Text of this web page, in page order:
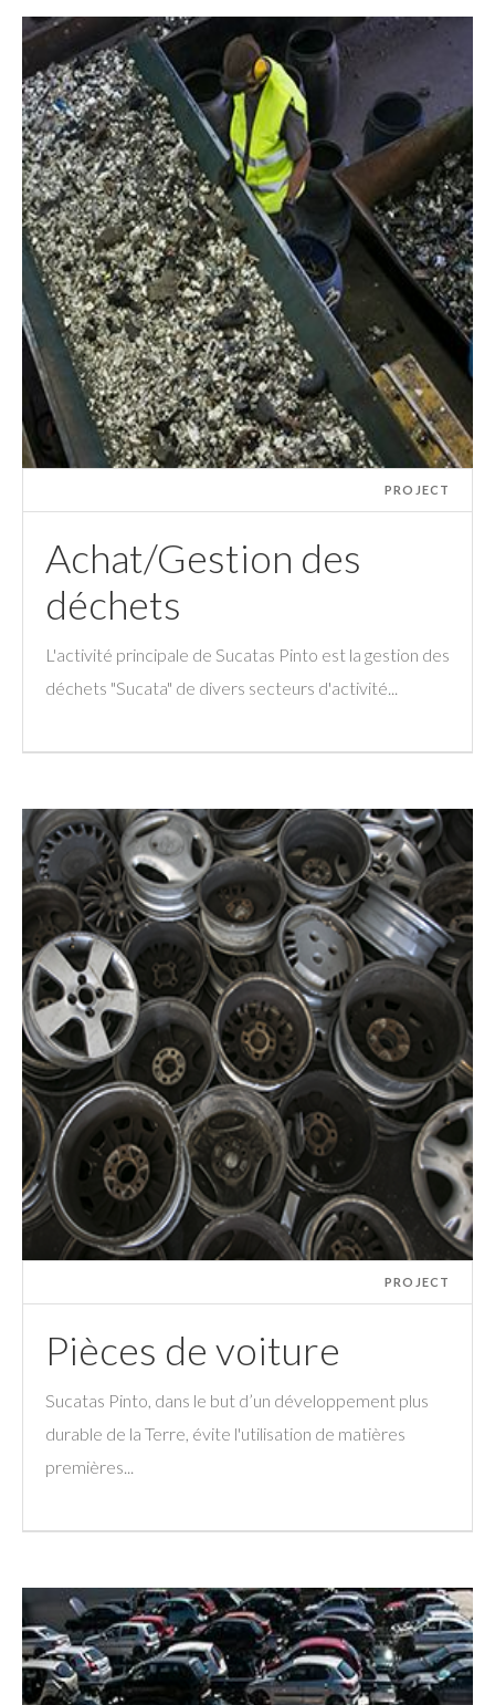
PROJECT
Achat/Gestion des
déchets
L'activité principale de Sucatas Pinto est la gestion des
déchets "Sucata" de divers secteurs d'activité...
PROJECT
Pièces de voiture
Sucatas Pinto, dans le but d’un développement plus
durable de la Terre, évite l'utilisation de matières
premières...